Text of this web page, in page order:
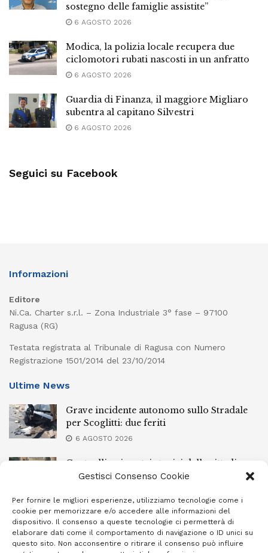
Gestisci Consenso Cookie
Per fornire le migliori esperienze, utilizziamo tecnologie come i
cookie per memorizzare e/o accedere alle informazioni del
dispositivo. Il consenso a queste tecnologie ci permetterà di
elaborare dati come il comportamento di navigazione o ID unici su
questo sito. Non acconsentire o ritirare il consenso può influire
sostegno delle famiglie assistite”
6 AGOSTO 2026
Modica, la polizia locale recupera due
ciclomotori rubati nascosti in un anfratto
6 AGOSTO 2026
Guardia di Finanza, il maggiore Migliaro
subentra al capitano Silvestri
6 AGOSTO 2026
Seguici su Facebook
Informazioni
Editore
Ni.Ca. Charter s.r.l. – Zona Industriale 3° fase – 97100
Ragusa (RG)
Testata registrata al Tribunale di Ragusa con Numero
Registrazione 1501/2014 del 23/10/2014
Ultime News
Grave incidente autonomo sullo Stradale
per Scoglitti: due feriti
6 AGOSTO 2026
Controlli nei centri storici delle cittadine
della provincia iblea, 23 stranieri espulsi
Ragusa piange la scomparsa di Giuseppe
Mazzone
6 AGOSTO 2026